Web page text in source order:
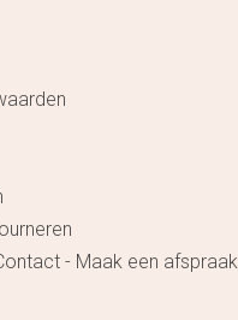
- Maak een afspraak